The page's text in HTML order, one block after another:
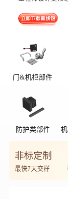
门&机柜部件
防护类部件
非标定制
最快7天交样